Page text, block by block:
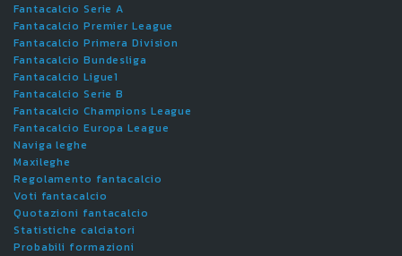
Fantacalcio Serie A
Fantacalcio Premier League
Fantacalcio Primera Division
Fantacalcio Bundesliga
Fantacalcio Ligue1
Fantacalcio Serie B
Fantacalcio Champions League
Fantacalcio Europa League
Naviga leghe
Maxileghe
Regolamento fantacalcio
Voti fantacalcio
Quotazioni fantacalcio
Statistiche calciatori
Probabili formazioni